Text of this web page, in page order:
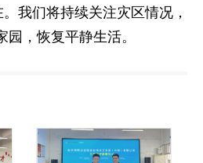
我们将持续关注灾区情况，
，恢复平静生活。